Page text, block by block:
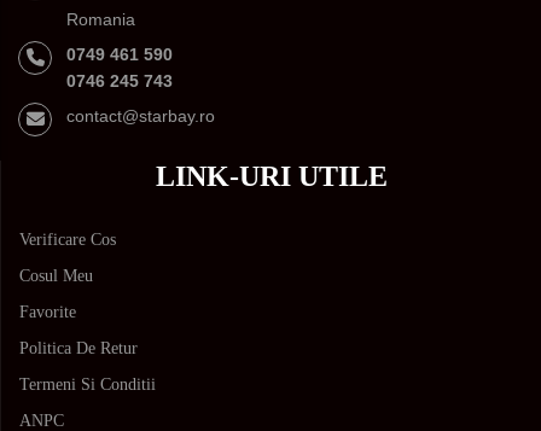
Romania
0749 461 590
0746 245 743
contact@starbay.ro
LINK-URI UTILE
Verificare Cos
Cosul Meu
Favorite
Politica De Retur
Termeni Si Conditii
ANPC